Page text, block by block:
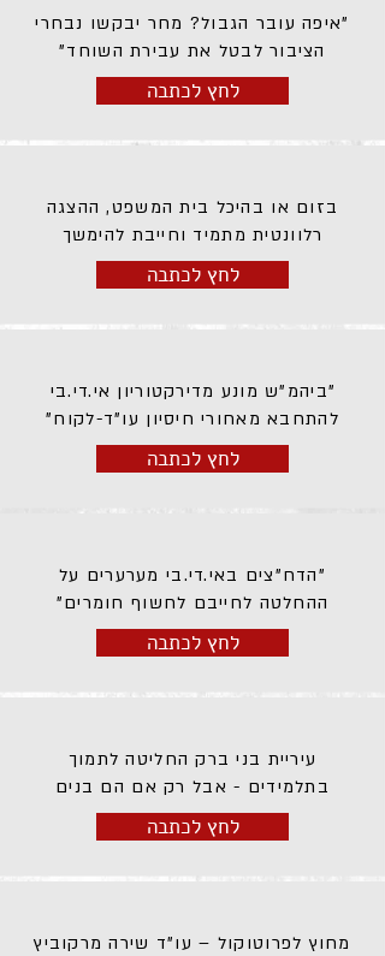
"איפה עובר הגבול? מחר יבקשו נבחרי
הציבור לבטל את עבירת השוחד"
לחץ לכתבה
בזום או בהיכל בית המשפט, ההצגה
רלוונטית מתמיד וחייבת להימשך
לחץ לכתבה
"ביהמ"ש מונע מדירקטוריון אי.די.בי
להתחבא מאחורי חיסיון עו"ד-לקוח"
לחץ לכתבה
"הדח"צים באי.די.בי מערערים על
ההחלטה לחייבם לחשוף חומרים"
לחץ לכתבה
עיריית בני ברק החליטה לתמוך
בתלמידים - אבל רק אם הם בנים
לחץ לכתבה
מחוץ לפרוטוקול – עו"ד שירה מרקוביץ